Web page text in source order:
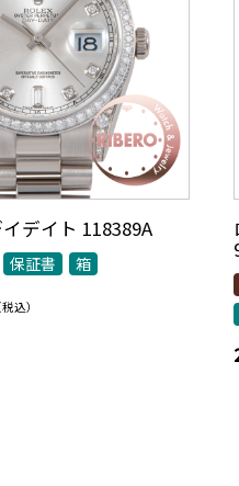
デイト 118389A
保証書 箱
税込）